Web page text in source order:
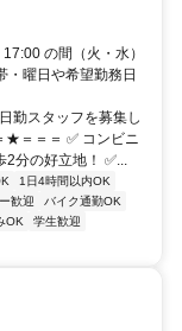
の間（火・水）
曜日や希望勤務日
勤スタッフを募集し
＝＝＝ ✅ コンビニ
2分の好立地！ ✅...
1日4時間以内OK
歓迎
バイク通勤OK
OK
学生歓迎